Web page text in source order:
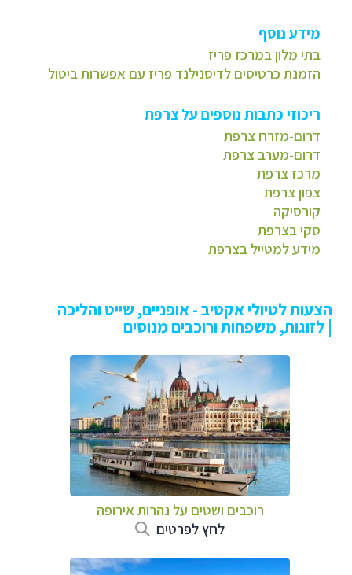
מידע נוסף
בתי מלון במרכז פריז
הזמנת כרטיסים לדיסנילנד פריז עם אפשרות ביטול
ריכוזי כתבות נוספים על צרפת
דרום-מזרח צרפת
דרום-מערב צרפת
מרכז צרפת
צפון צרפת
קורסיקה
סקי בצרפת
מידע למטייל בצרפת
הצעות לטיולי אקטיב - אופניים, שייט והליכה
| לזוגות, משפחות ורוכבים מנוסים
רוכבים ושטים על נהרות אירופה
לחץ לפרטים